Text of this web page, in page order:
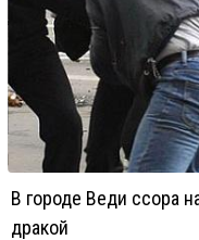
В городе Веди ссора
дракой